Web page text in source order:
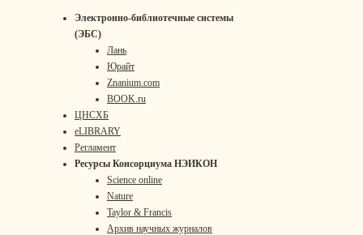
Электронно-библиотечные системы
(ЭБС)
Лань
Юрайт
Znanium.com
BOOK.ru
ЦНСХБ
eLIBRARY
Регламент
Ресурсы Консорциума НЭИКОН
Science online
Nature
Taylor & Francis
Архив научных журналов